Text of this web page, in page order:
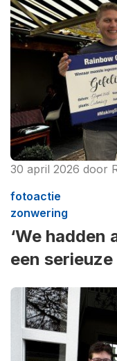
30 april 2026 door
fotoactie
zonwering
‘We hadden
een